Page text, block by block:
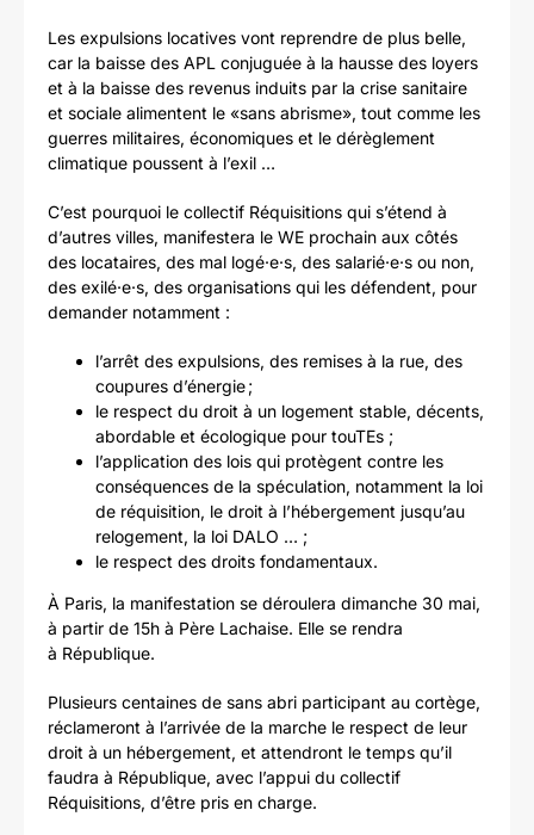
Les expulsions locatives vont reprendre de plus belle,
car la baisse des APL conjuguée à la hausse des loyers
et à la baisse des revenus induits par la crise sanitaire
et sociale alimentent le «sans abrisme», tout comme les
guerres militaires, économiques et le dérèglement
climatique poussent à l’exil …
C’est pourquoi le collectif Réquisitions qui s’étend à
d’autres villes, manifestera le WE prochain aux côtés
des locataires, des mal logé·e·s, des salarié·e·s ou non,
des exilé·e·s, des organisations qui les défendent, pour
demander notamment :
l’arrêt des expulsions, des remises à la rue, des
coupures d’énergie ;
le respect du droit à un logement stable, décents,
abordable et écologique pour touTEs ;
l’application des lois qui protègent contre les
conséquences de la spéculation, notamment la loi
de réquisition, le droit à l’hébergement jusqu’au
relogement, la loi DALO … ;
le respect des droits fondamentaux.
À Paris, la manifestation se déroulera dimanche 30 mai,
à partir de 15h à Père Lachaise. Elle se rendra
à République.
Plusieurs centaines de sans abri participant au cortège,
réclameront à l’arrivée de la marche le respect de leur
droit à un hébergement, et attendront le temps qu’il
faudra à République, avec l’appui du collectif
Réquisitions, d’être pris en charge.